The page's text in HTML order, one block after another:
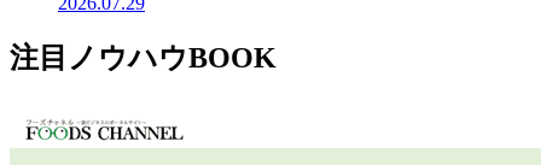
注目ノウハウBOOK